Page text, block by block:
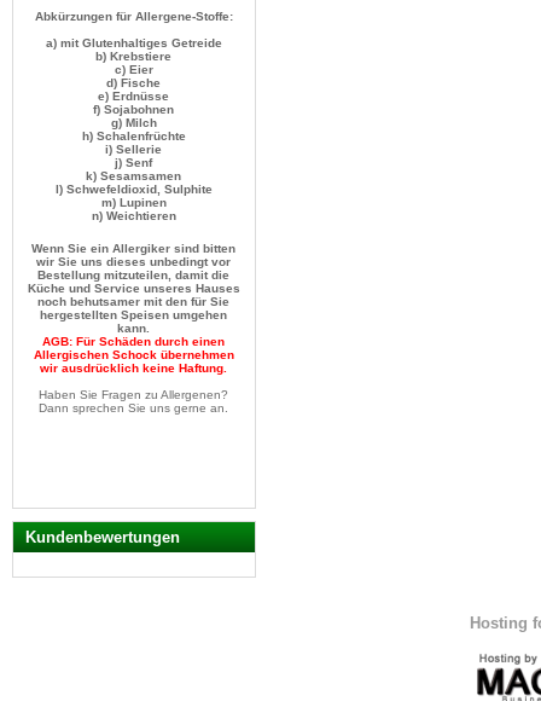
Abkürzungen für Allergene-Stoffe:
a) mit Glutenhaltiges Getreide
b) Krebstiere
c) Eier
d) Fische
e) Erdnüsse
f) Sojabohnen
g) Milch
h) Schalenfrüchte
i) Sellerie
j) Senf
k) Sesamsamen
n) Weichtieren
Wenn Sie ein Allergiker sind bitten
wir Sie uns dieses unbedingt vor
Bestellung mitzuteilen, damit die
Küche und Service unseres Hauses
noch behutsamer mit den für Sie
hergestellten Speisen umgehen
kann.
AGB: Für Schäden durch einen
Allergischen Schock übernehmen
wir ausdrücklich keine Haftung.
Haben Sie Fragen zu Allergenen?
Dann sprechen Sie uns gerne an.
Kundenbewertungen
Hosting